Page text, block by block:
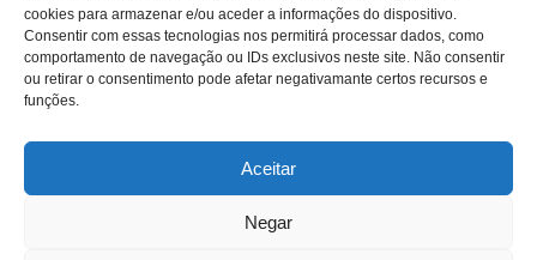
cookies para armazenar e/ou aceder a informações do dispositivo.
Consentir com essas tecnologias nos permitirá processar dados, como
comportamento de navegação ou IDs exclusivos neste site. Não consentir
ou retirar o consentimento pode afetar negativamante certos recursos e
funções.
Aceitar
Negar
Qualidade das Peças
Minha Conta
© VTcell Soluções Electrónicas - Todos os Direitos Reservados - 2018 -